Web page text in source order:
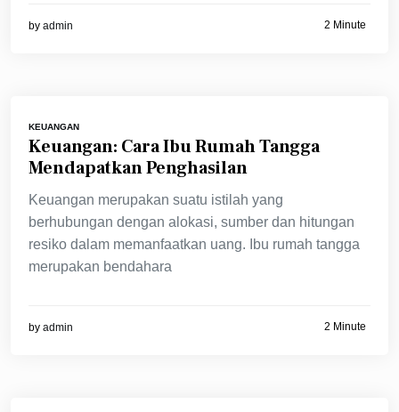
by admin 2 Minute
KEUANGAN
Keuangan: Cara Ibu Rumah Tangga
Mendapatkan Penghasilan
Keuangan merupakan suatu istilah yang
berhubungan dengan alokasi, sumber dan hitungan
resiko dalam memanfaatkan uang. Ibu rumah tangga
merupakan bendahara
by admin 2 Minute